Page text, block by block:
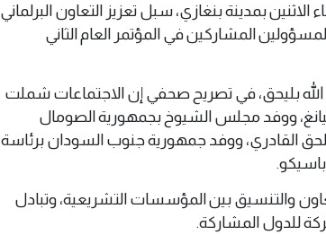
بمدينة بنغازي، سبل تعزيز التعاون البرلماني
المشاركين في المؤتمر العام الثاني
بليحق، في تصريح صحفي إن الاجتماعات شملت
ووفد مجلس الشيوخ بجمهورية الصومال
القادري، ووفد جمهورية جنوب السودان برئاسة
والتنسيق بين المؤسسات التشريعية، وتبادل
للدول المشاركة.